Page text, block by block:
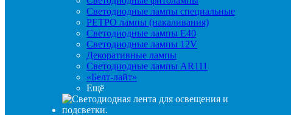
Светодиодные лампы специальные
РЕТРО лампы (накаливания)
Светодиодные лампы E40
Светодиодные лампы 12V
Декоративные лампы
Светодиодные лампы AR111
«Белт-лайт»
Ещё